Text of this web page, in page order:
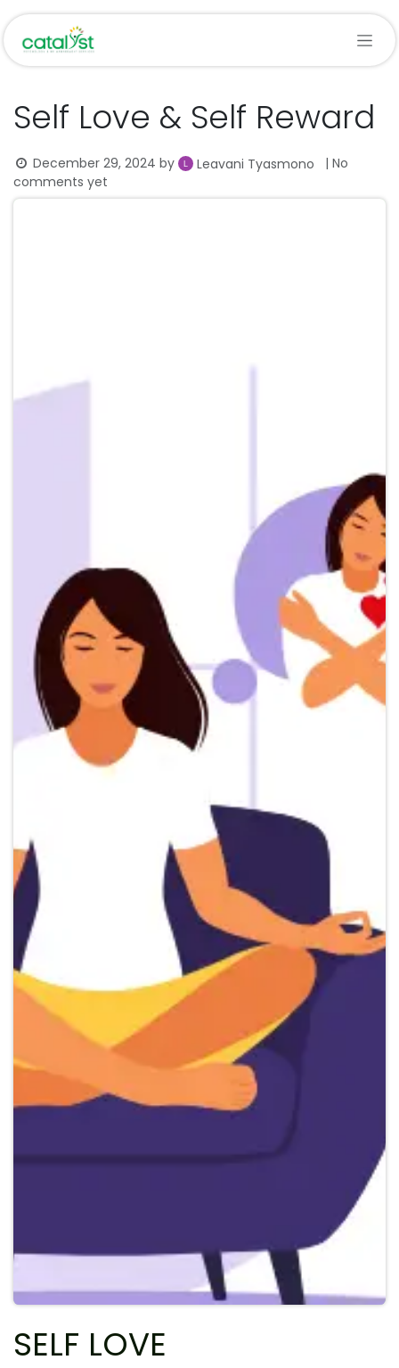
Self Love & Self Reward
December 29, 2024 by Leavani Tyasmono
| No
comments yet
SELF LOVE